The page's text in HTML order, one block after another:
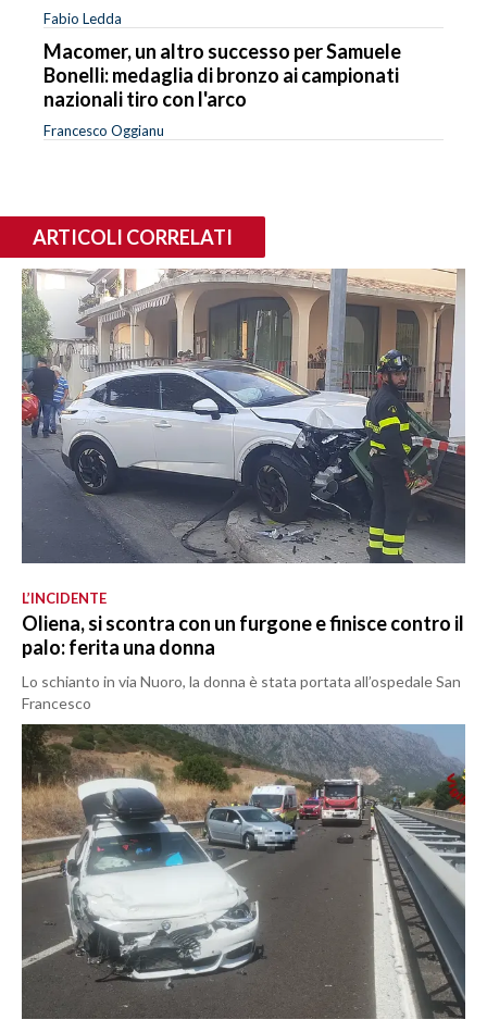
Fabio Ledda
Macomer, un altro successo per Samuele
Bonelli: medaglia di bronzo ai campionati
nazionali tiro con l'arco
Francesco Oggianu
ARTICOLI CORRELATI
L’INCIDENTE
Oliena, si scontra con un furgone e finisce contro il
palo: ferita una donna
Lo schianto in via Nuoro, la donna è stata portata all’ospedale San
Francesco